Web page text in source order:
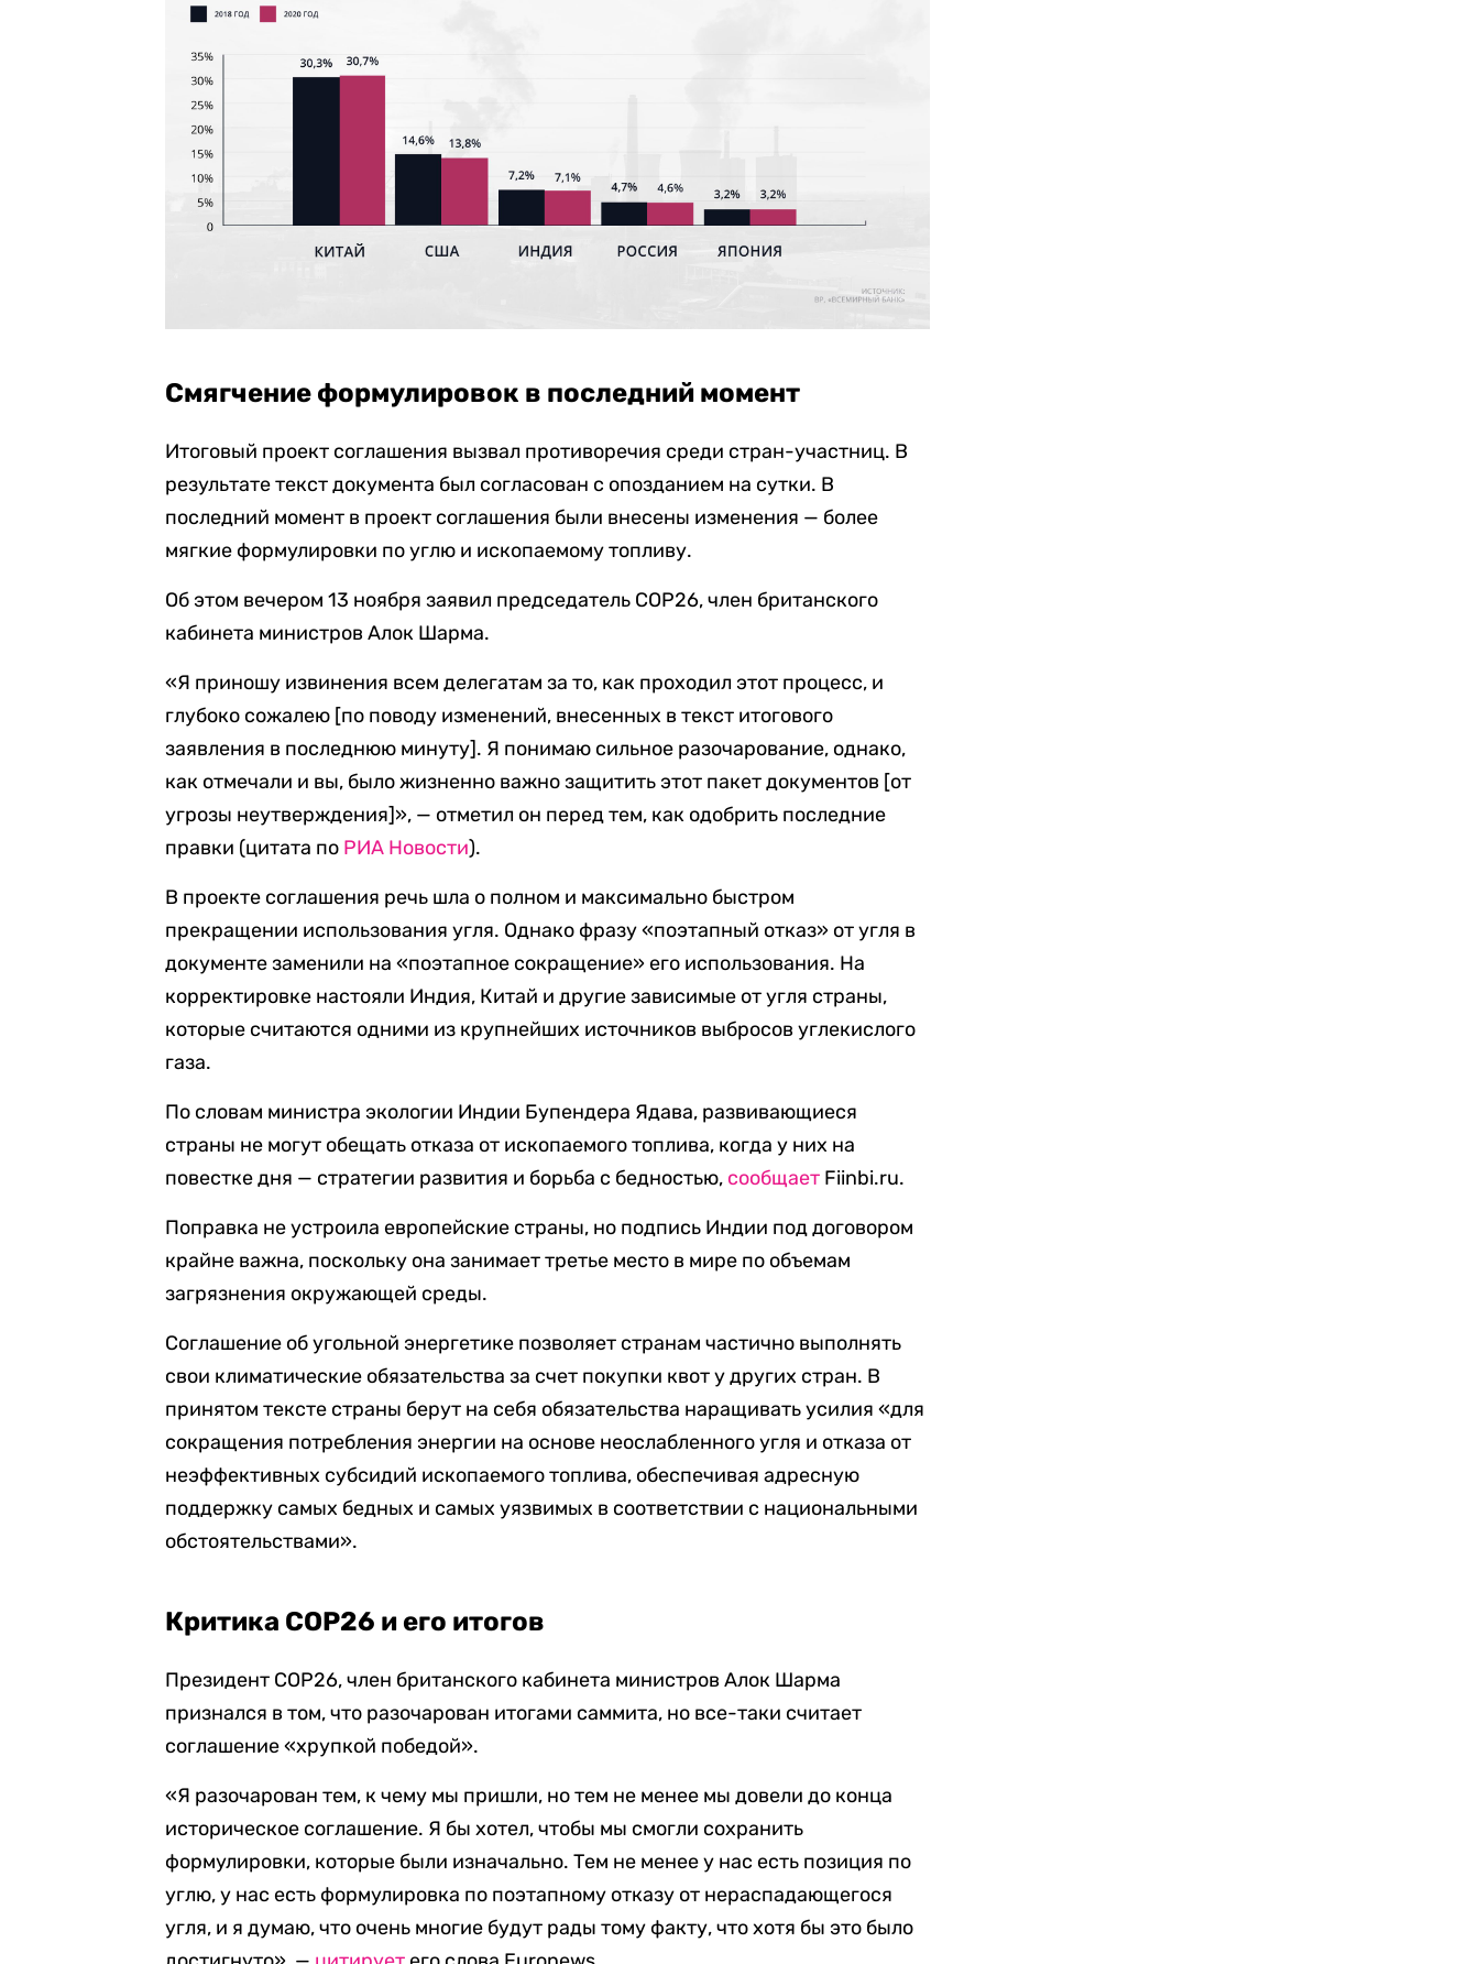
Смягчение формулировок в последний момент
Итоговый проект соглашения вызвал противоречия среди стран-участниц. В
результате текст документа был согласован с опозданием на сутки. В
последний момент в проект соглашения были внесены изменения — более
мягкие формулировки по углю и ископаемому топливу.
Об этом вечером 13 ноября заявил председатель COP26, член британского
кабинета министров Алок Шарма.
«Я приношу извинения всем делегатам за то, как проходил этот процесс, и
глубоко сожалею [по поводу изменений, внесенных в текст итогового
заявления в последнюю минуту]. Я понимаю сильное разочарование, однако,
как отмечали и вы, было жизненно важно защитить этот пакет документов [от
угрозы неутверждения]​​», — отметил он перед тем, как одобрить последние
правки (цитата по РИА Новости).
В проекте соглашения речь шла о полном и максимально быстром
прекращении использования угля. Однако фразу «поэтапный отказ» от угля в
документе заменили на «поэтапное сокращение» его использования. На
корректировке настояли Индия, Китай и другие зависимые от угля страны,
которые считаются одними из крупнейших источников выбросов углекислого
газа.
По словам министра экологии Индии Бупендера Ядава, развивающиеся
страны не могут обещать отказа от ископаемого топлива, когда у них на
повестке дня — стратегии развития и борьба с бедностью, сообщает Fiinbi.ru.
Поправка не устроила европейские страны, но подпись Индии под договором
крайне важна, поскольку она занимает третье место в мире по объемам
загрязнения окружающей среды.
Соглашение об угольной энергетике позволяет странам частично выполнять
свои климатические обязательства за счет покупки квот у других стран. В
принятом тексте страны берут на себя обязательства наращивать усилия «для
сокращения потребления энергии на основе неослабленного угля и отказа от
неэффективных субсидий ископаемого топлива, обеспечивая адресную
поддержку самых бедных и самых уязвимых в соответствии с национальными
обстоятельствами».
Критика COP26 и его итогов
Президент COP26, член британского кабинета министров Алок Шарма
признался в том, что разочарован итогами саммита, но все-таки считает
соглашение «хрупкой победой».
«Я разочарован тем, к чему мы пришли, но тем не менее мы довели до конца
историческое соглашение. Я бы хотел, чтобы мы смогли сохранить
формулировки, которые были изначально. Тем не менее у нас есть позиция по
углю, у нас есть формулировка по поэтапному отказу от нераспадающегося
угля, и я думаю, что очень многие будут рады тому факту, что хотя бы это было